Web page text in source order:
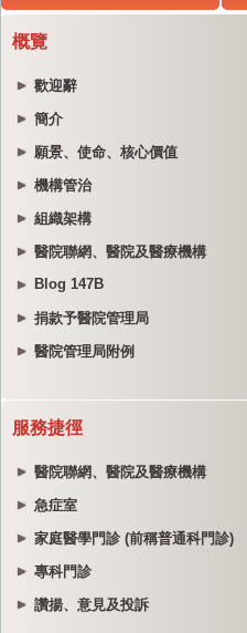
概覽
歡迎辭
簡介
願景、使命、核心價值
機構管治
組織架構
醫院聯網、醫院及醫療機構
Blog 147B
捐款予醫院管理局
醫院管理局附例
服務捷徑
醫院聯網、醫院及醫療機構
急症室
家庭醫學門診 (前稱普通科門診)
專科門診
讚揚、意見及投訴